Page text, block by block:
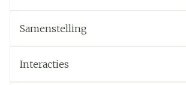
Samenstelling
Interacties